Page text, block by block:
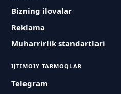
Bizning ilovalar
Reklama
Muharrirlik standartlari
IJTIMOIY TARMOQLAR
Telegram